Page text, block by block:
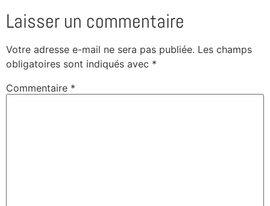
Laisser un commentaire
Votre adresse e-mail ne sera pas publiée. Les champs
obligatoires sont indiqués avec *
Commentaire *